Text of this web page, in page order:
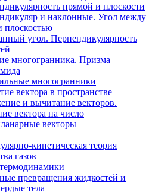
прямой и плоскости
и наклонные. Угол между
плоскостью
угол. Перпендикулярность
многогранника. Призма
многогранники
вектора в пространстве
и вычитание векторов.
вектора на число
векторы
кинетическая теория
газов
превращения жидкостей и
тела